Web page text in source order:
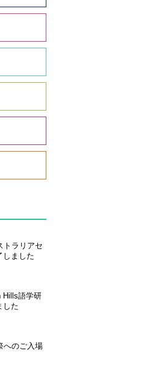
トラリアセ
しました
Hills語学研
した
へのご入場